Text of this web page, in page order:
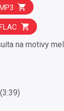
na motivy